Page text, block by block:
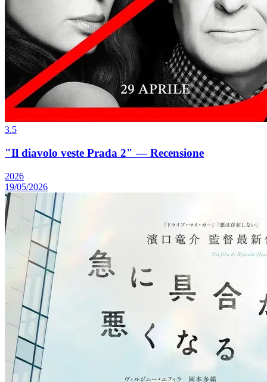
3.5
"Il diavolo veste Prada 2" — Recensione
2026
19/05/2026